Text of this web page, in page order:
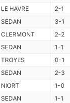
LE HAVRE 2-1
SEDAN 3-1
CLERMONT 2-2
SEDAN 1-1
TROYES 0-1
SEDAN 2-3
NIORT 1-0
SEDAN 1-1